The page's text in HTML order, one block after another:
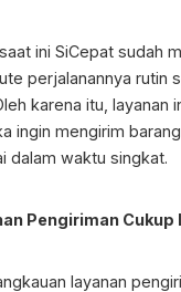
ini SiCepat sudah
perjalanannya rutin
karena itu, layanan
ingin mengirim
dalam waktu singkat.
Pengiriman Cukup
layanan